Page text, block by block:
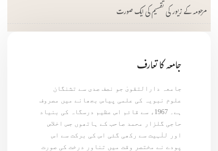
مرحومہ کے زیور کی تقسیم کی ایک صورت
جامعہ کا تعارف
جامعہ دارالتقویٰ جو نصف صدی سے تشنگان
علوم نبویہ کی علمی پیاس بجھانے میں مصروف
ہے۔ 1967ء سے قائم اس عظیم درسگاہ کی بنیاد
حاجی گلزار محمد صاحب کے ہاتھوں جس اخلاص
اور للٰہیت سے رکھی گئی اس کی برکت سے اس
پودے نے مختصر وقت میں تناور درخت کی صورت